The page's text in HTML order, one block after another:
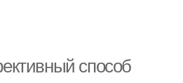
способ